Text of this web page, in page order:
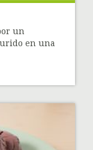
un
en una